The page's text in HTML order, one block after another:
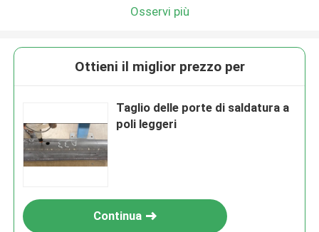
Osservi più
Ottieni il miglior prezzo per
Taglio delle porte di saldatura a
poli leggeri
Continua